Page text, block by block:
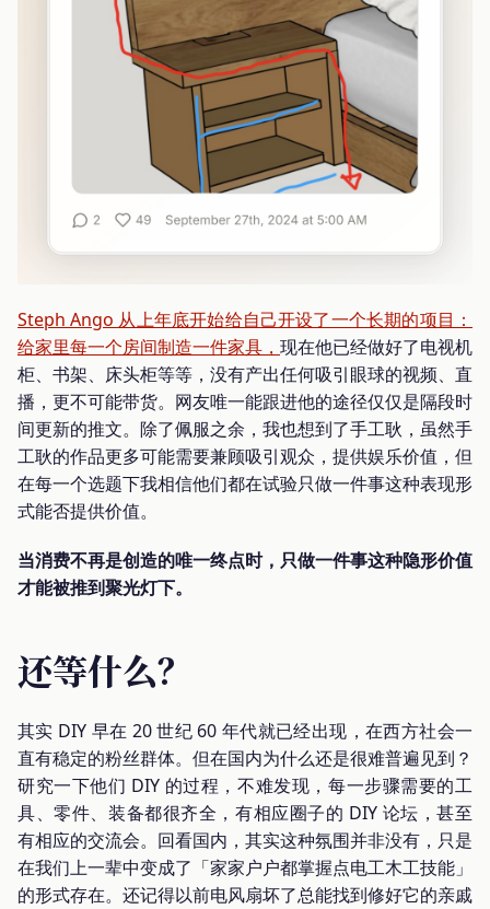
Steph Ango 从上年底开始给自己开设了一个长期的项目：
给家里每一个房间制造一件家具， 现在他已经做好了电视机
柜、书架、床头柜等等，没有产出任何吸引眼球的视频、直
播，更不可能带货。网友唯一能跟进他的途径仅仅是隔段时
间更新的推文。除了佩服之余，我也想到了手工耿，虽然手
工耿的作品更多可能需要兼顾吸引观众，提供娱乐价值，但
在每一个选题下我相信他们都在试验只做一件事这种表现形
式能否提供价值。
当消费不再是创造的唯一终点时，只做一件事这种隐形价值
才能被推到聚光灯下。
还等什么？
其实 DIY 早在 20 世纪 60 年代就已经出现，在西方社会一
直有稳定的粉丝群体。但在国内为什么还是很难普遍见到？
研究一下他们 DIY 的过程，不难发现，每一步骤需要的工
具、零件、装备都很齐全，有相应圈子的 DIY 论坛，甚至
有相应的交流会。回看国内，其实这种氛围并非没有，只是
在我们上一辈中变成了「家家户户都掌握点电工木工技能」
的形式存在。还记得以前电风扇坏了总能找到修好它的亲戚